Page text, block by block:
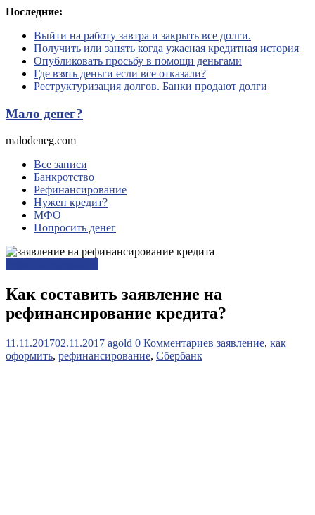
Перейти
содержимому
Последние:
Выйти на работу завтра и закрыть все долги.
Получить или занять когда ужасная кредитная история
Опубликовать просьбу в помощи деньгами
Где взять деньги если все отказали?
Реструктуризация долгов. Банки продают долги
Мало денег?
malodeneg.com
Все записи
Банкротство
Рефинансирование
Нужен кредит?
МФО
Попросить денег
Как составить заявление на
рефинансирование кредита?
11.11.201702.11.2017 agold 0 Комментариев заявление, как
оформить, рефинансирование, Сбербанк